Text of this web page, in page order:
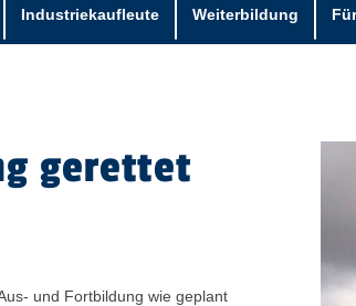
Industriekaufleute Weiterbildung
gerettet
und Fortbildung wie geplant